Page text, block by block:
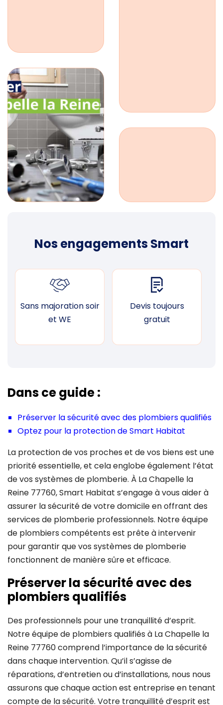
Nos engagements Smart
Sans majoration soir
et WE
Devis toujours
gratuit
Dans ce guide :
Préserver la sécurité avec des plombiers qualifiés
Optez pour la protection de Smart Habitat
La protection de vos proches et de vos biens est une
priorité essentielle, et cela englobe également l’état
de vos systèmes de plomberie. À La Chapelle la
Reine 77760, Smart Habitat s’engage à vous aider à
assurer la sécurité de votre domicile en offrant des
services de plomberie professionnels. Notre équipe
de plombiers compétents est prête à intervenir
pour garantir que vos systèmes de plomberie
fonctionnent de manière sûre et efficace.
Préserver la sécurité avec des
plombiers qualifiés
Des professionnels pour une tranquillité d’esprit.
Notre équipe de plombiers qualifiés à La Chapelle la
Reine 77760 comprend l’importance de la sécurité
dans chaque intervention. Qu’il s’agisse de
réparations, d’entretien ou d’installations, nous nous
assurons que chaque action est entreprise en tenant
compte de la sécurité. Votre tranquillité d’esprit est